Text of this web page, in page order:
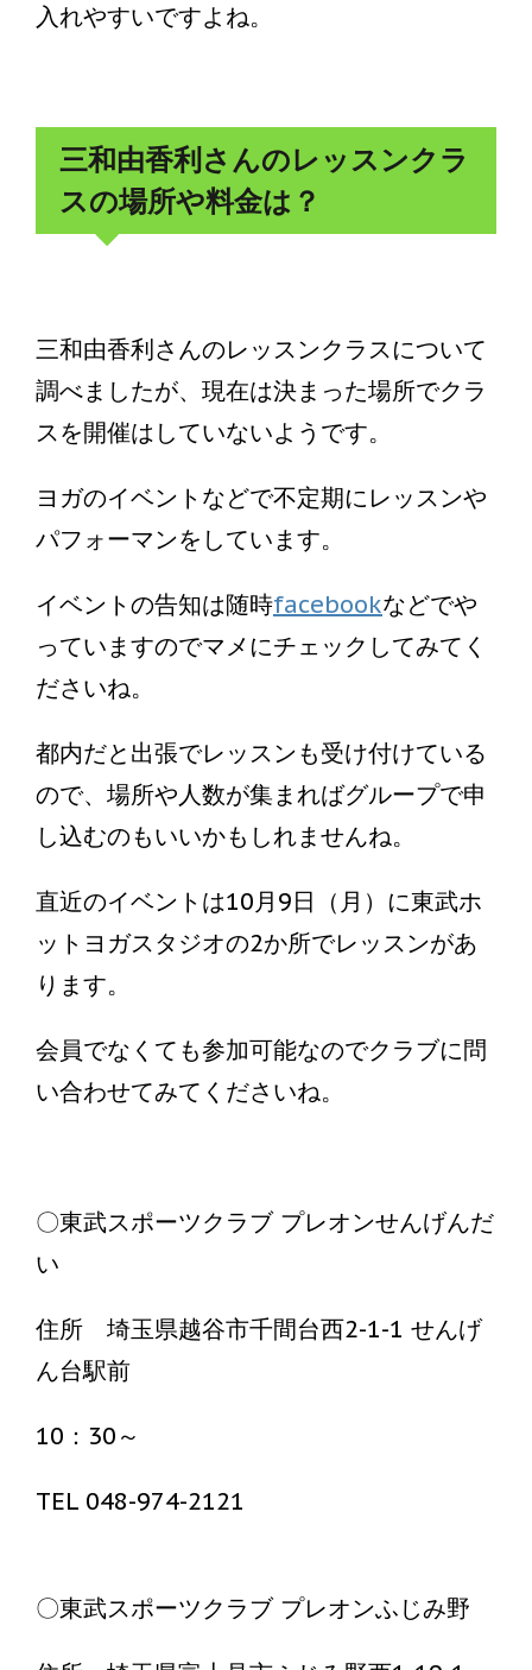
入れやすいですよね。
三和由香利さんのレッスンクラ
スの場所や料金は？
三和由香利さんのレッスンクラスについて
調べましたが、現在は決まった場所でクラ
スを開催はしていないようです。
ヨガのイベントなどで不定期にレッスンや
パフォーマンをしています。
イベントの告知は随時facebookなどでや
っていますのでマメにチェックしてみてく
ださいね。
都内だと出張でレッスンも受け付けている
ので、場所や人数が集まればグループで申
し込むのもいいかもしれませんね。
直近のイベントは10月9日（月）に東武ホ
ットヨガスタジオの2か所でレッスンがあ
ります。
会員でなくても参加可能なのでクラブに問
い合わせてみてくださいね。
〇東武スポーツクラブ プレオンせんげんだ
い
住所 埼玉県越谷市千間台西2-1-1 せんげ
ん台駅前
10：30～
TEL 048-974-2121
〇東武スポーツクラブ プレオンふじみ野